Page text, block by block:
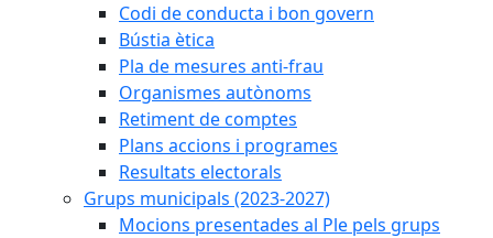
Codi de conducta i bon govern
Bústia ètica
Pla de mesures anti-frau
Organismes autònoms
Retiment de comptes
Plans accions i programes
Resultats electorals
Grups municipals (2023-2027)
Mocions presentades al Ple pels grups